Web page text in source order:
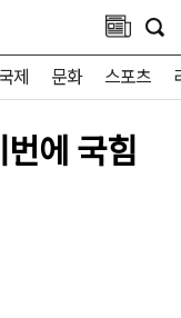
국제 문화 스포츠
에 국힘